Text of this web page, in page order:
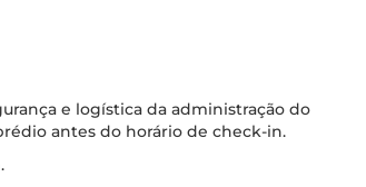
e logística da administração do
antes do horário de check-in.